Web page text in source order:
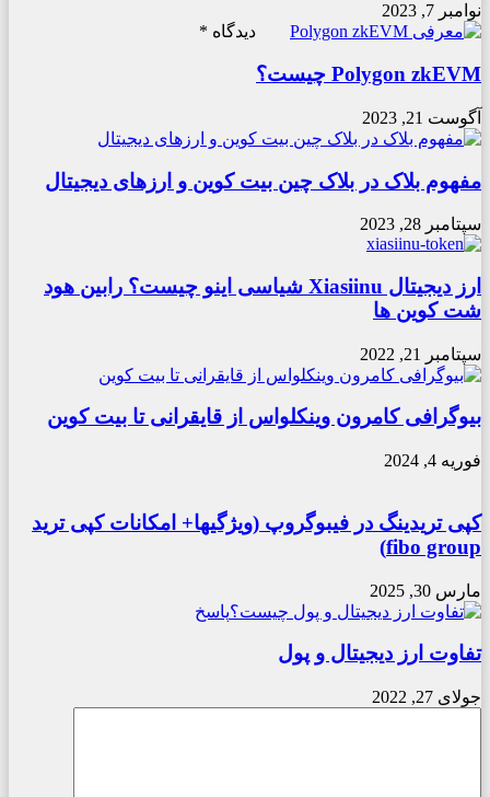
نوامبر 7, 2023
Polygon zkEVM چیست؟
آگوست 21, 2023
مفهوم بلاک در بلاک چین بیت کوین و ارزهای دیجیتال
سپتامبر 28, 2023
ارز دیجیتال Xiasiinu شیاسی اینو چیست؟ رابین هود
شت کوین ها
سپتامبر 21, 2022
بیوگرافی کامرون وینکلواس از قایقرانی تا بیت کوین
فوریه 4, 2024
کپی تریدینگ در فیبوگروپ (ویژگیها+ امکانات کپی ترید
fibo group)
مارس 30, 2025
تفاوت ارز دیجیتال و پول
جولای 27, 2022
پاسخ
دیدگاه *